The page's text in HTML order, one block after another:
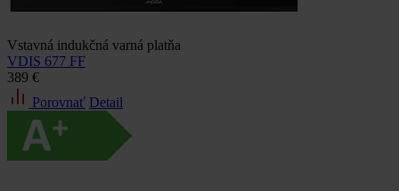
Vstavná indukčná varná platňa
VDIS 677 FF
389 €
Porovnať Detail